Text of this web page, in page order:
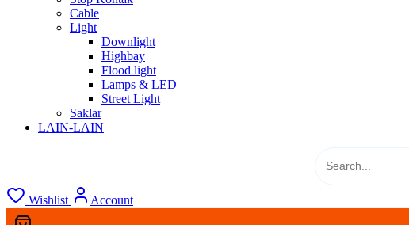
Cable
Light
Downlight
Highbay
Flood light
Lamps & LED
Street Light
Saklar
LAIN-LAIN
Wishlist Account